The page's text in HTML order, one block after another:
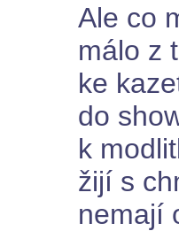
Ale co
málo z
ke
do
k
žijí s
nemají